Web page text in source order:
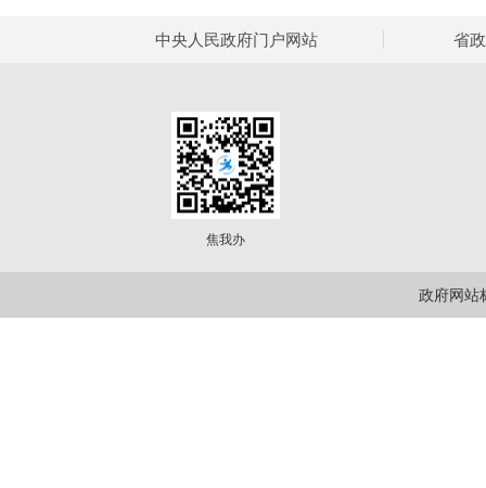
中央人民政府门户网站 省
焦我办
政府网站